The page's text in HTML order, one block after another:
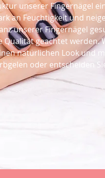
unserer Fingernägel
an Feuchtigkeit und
unserer Fingernägel
geachtet
natürlichen Look und
oder entscheiden